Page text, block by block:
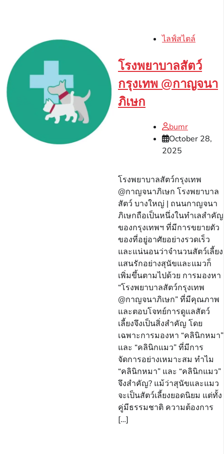
ไลฟ์สไตล์
โรงพยาบาลสัตว์
กรุงเทพ @กาญจนา
ภิเษก
bumr
October 28,
2025
โรงพยาบาลสัตว์กรุงเทพ
@กาญจนาภิเษก โรงพยาบาล
สัตว์ บางใหญ่ | ถนนกาญจนา
ภิเษกถือเป็นหนึ่งในทำเลสำคัญ
ของกรุงเทพฯ ที่มีการขยายตัว
ของที่อยู่อาศัยอย่างรวดเร็ว
และแน่นอนว่าจำนวนสัตว์เลี้ยง
แสนรักอย่างสุนัขและแมวก็
เพิ่มขึ้นตามไปด้วย การมองหา
“โรงพยาบาลสัตว์กรุงเทพ
@กาญจนาภิเษก” ที่มีคุณภาพ
และตอบโจทย์การดูแลสัตว์
เลี้ยงจึงเป็นสิ่งสำคัญ โดย
เฉพาะการมองหา “คลินิกหมา”
และ “คลินิกแมว” ที่มีการ
จัดการอย่างเหมาะสม ทำไม
“คลินิกหมา” และ “คลินิกแมว”
จึงสำคัญ? แม้ว่าสุนัขและแมว
จะเป็นสัตว์เลี้ยงยอดนิยม แต่ทั้ง
คู่มีธรรมชาติ ความต้องการ
[…]